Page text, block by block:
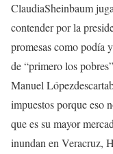
ClaudiaSheinbaum
contender por la
promesas como podía
de “primero los
Manuel
impuestos porque eso
que es su mayor
inundan en Veracruz,